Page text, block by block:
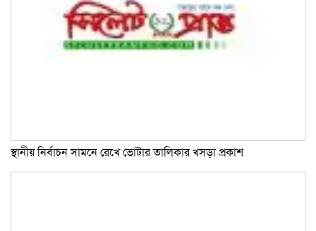
স্থানীয় নির্বাচন সামনে রেখে ভোটার তালিকার খসড়া প্রকাশ